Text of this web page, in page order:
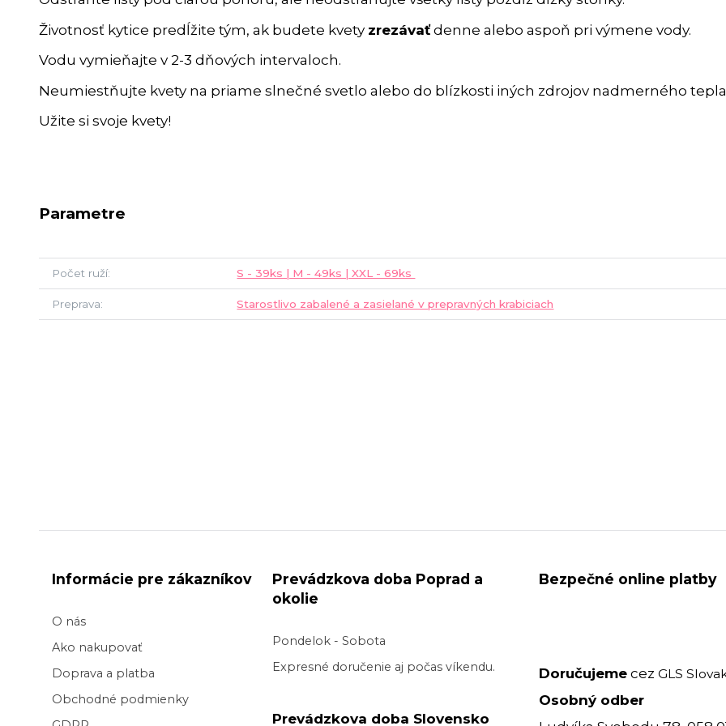
Životnosť kytice predĺžite tým, ak budete kvety zrezávaťdenne alebo aspoň pri výmene vody.
Vodu vymieňajte v 2-3 dňových intervaloch.
Neumiestňujte kvety na priame slnečné svetlo alebo do blízkosti iných zdrojov nadmerného
Užite si svoje kvety!
Parametre
Počet ruží S - 39ks | M - 49ks | XXL - 69ks
Preprava Starostlivo zabalené a zasielané v prepravných krabiciach
Informácie pre zákazníkov
O nás
Ako nakupovať
Doprava a platba
Obchodné podmienky
Prevádzkova doba Poprad a
okolie
Pondelok - Sobota
Expresné doručenie aj počas víkendu.
Prevádzkova doba Slovensko
Bezpečné online platby
Doručujeme cezGLS
Osobný odber